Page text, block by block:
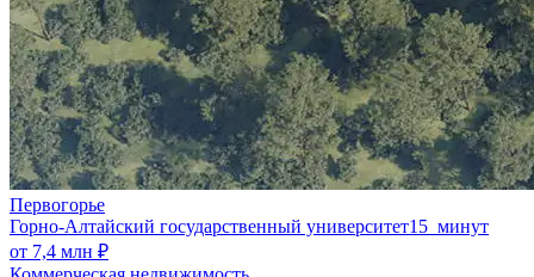
Первогорье
Горно-Алтайский государственный университет15 минут
от 7,4 млн ₽